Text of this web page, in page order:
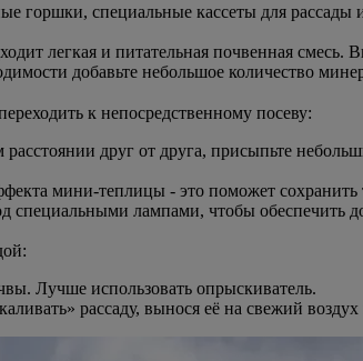
горшки, специальные кассеты для
легкая и питательная почвенная
добавьте небольшое количество
к непосредственному посеву:
друг от друга, присыпьте
мини-теплицы - это поможет сохранить
лампами, чтобы обеспечить
Лучше использовать опрыскиватель.
рассаду, вынося её на свежий